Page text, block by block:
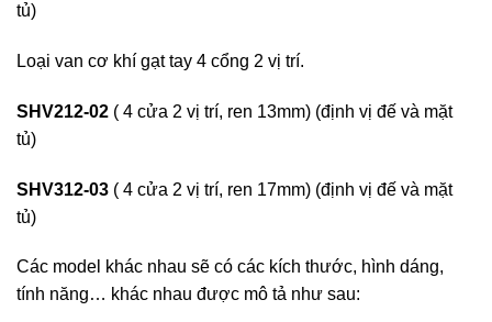
tủ)
Loại van cơ khí gạt tay 4 cổng 2 vị trí.
SHV212-02 ( 4 cửa 2 vị trí, ren 13mm) (định vị đế và mặt
tủ)
SHV312-03 ( 4 cửa 2 vị trí, ren 17mm) (định vị đế và mặt
tủ)
Các model khác nhau sẽ có các kích thước, hình dáng,
tính năng… khác nhau được mô tả như sau: